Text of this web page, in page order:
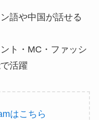
語や中国が話せる
ト・MC・ファッシ
活躍
はこちら